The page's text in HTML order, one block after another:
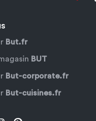
But.fr
BUT
But-corporate.fr
But-cuisines.fr